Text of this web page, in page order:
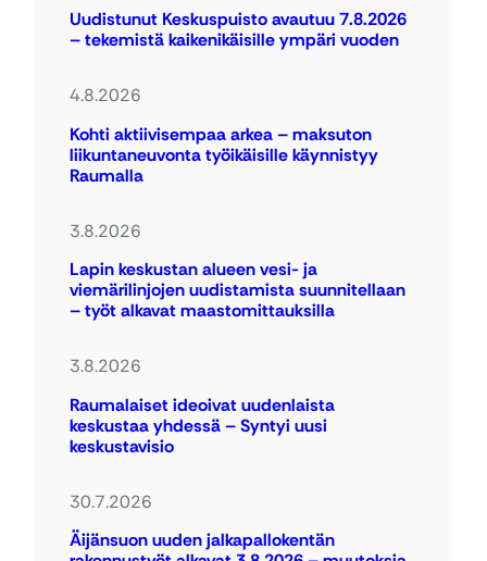
Uudistunut Keskuspuisto avautuu 7.8.2026
– tekemistä kaikenikäisille ympäri vuoden
4.8.2026
Kohti aktiivisempaa arkea – maksuton
liikuntaneuvonta työikäisille käynnistyy
Raumalla
3.8.2026
Lapin keskustan alueen vesi- ja
viemärilinjojen uudistamista suunnitellaan
– työt alkavat maastomittauksilla
3.8.2026
Raumalaiset ideoivat uudenlaista
keskustaa yhdessä – Syntyi uusi
keskustavisio
30.7.2026
Äijänsuon uuden jalkapallokentän